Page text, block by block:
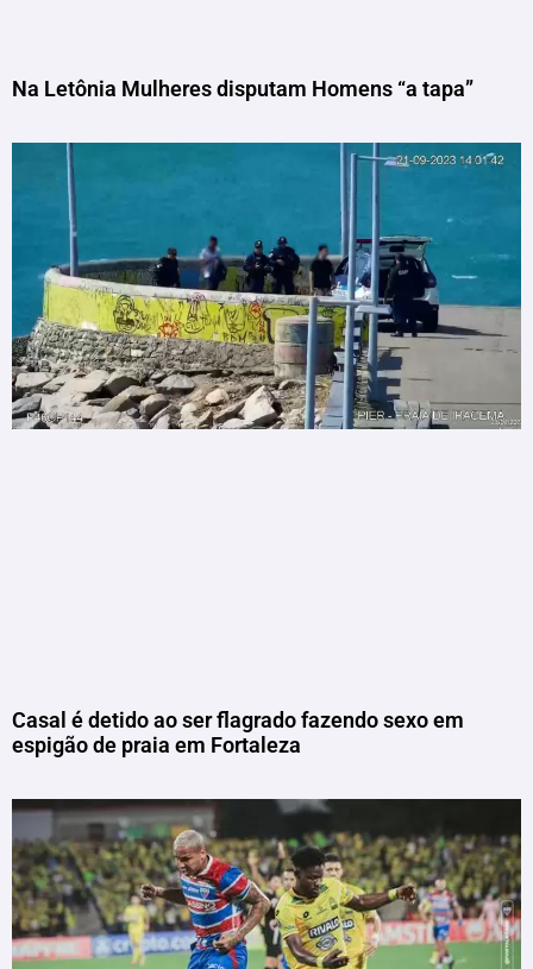
Na Letônia Mulheres disputam Homens “a tapa”
Casal é detido ao ser flagrado fazendo sexo em
espigão de praia em Fortaleza